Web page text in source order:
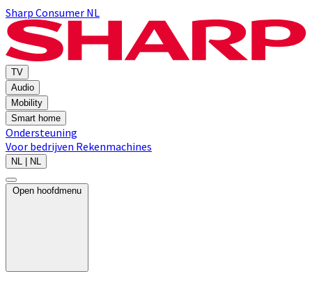
Sharp Consumer NL
TV
Audio
Mobility
Smart home
Ondersteuning
Voor bedrijven Rekenmachines
NL | NL
Open hoofdmenu